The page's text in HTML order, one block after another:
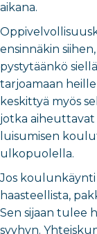
aikana.
ensinnäkin
pystytäänkö
tarjoamaan heille
keskittyä myös
jotka aiheuttavat
luisumisen
ulkopuolella.
Jos koulunkäynti
haasteellista,
Sen sijaan tulee
syyhyn.